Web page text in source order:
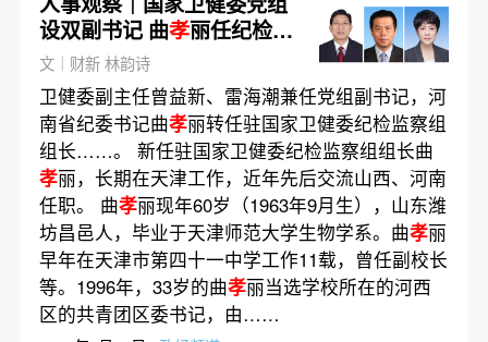
设双副书记 曲孝丽任纪检组
长
文｜财新 林韵诗
卫健委副主任曾益新、雷海潮兼任党组副书记，河
南省纪委书记曲孝丽转任驻国家卫健委纪检监察组
组长……。 新任驻国家卫健委纪检监察组组长曲
孝丽，长期在天津工作，近年先后交流山西、河南
任职。 曲孝丽现年60岁（1963年9月生），山东潍
坊昌邑人，毕业于天津师范大学生物学系。曲孝丽
早年在天津市第四十一中学工作11载，曾任副校长
等。1996年，33岁的曲孝丽当选学校所在的河西
区的共青团区委书记，由……